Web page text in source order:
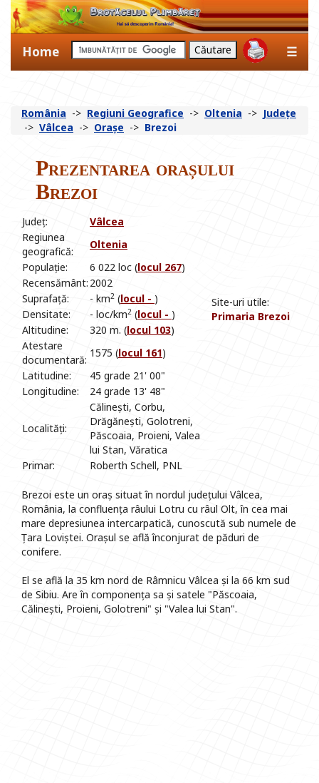
Home ☰
România -> Regiuni Geografice -> Oltenia -> Județe
-> Vâlcea -> Orașe -> Brezoi
Prezentarea orașului
Brezoi
Județ: Vâlcea
Site-uri utile:
Primaria Brezoi
Regiunea
geografică:
Oltenia
Populație:
6 022 loc (locul 267)
Recensământ: 2002
Suprafață:
- km2 (locul - )
Densitate:
- loc/km2 (locul - )
Altitudine:
320 m. (locul 103)
Atestare
documentară:
1575 (locul 161)
Latitudine:
45 grade 21' 00"
Longitudine:
24 grade 13' 48"
Localități:
Călinești, Corbu,
Drăgănești, Golotreni,
Păscoaia, Proieni, Valea
lui Stan, Văratica
Primar:
Roberth Schell, PNL
Brezoi este un oraș situat în nordul județului Vâlcea,
România, la confluența râului Lotru cu râul Olt, în cea mai
mare depresiunea intercarpatică, cunoscută sub numele de
Țara Loviștei. Orașul se află înconjurat de păduri de
conifere.
El se află la 35 km nord de Râmnicu Vâlcea și la 66 km sud
de Sibiu. Are în componența sa și satele "Păscoaia,
Călinești, Proieni, Golotreni" și "Valea lui Stan".